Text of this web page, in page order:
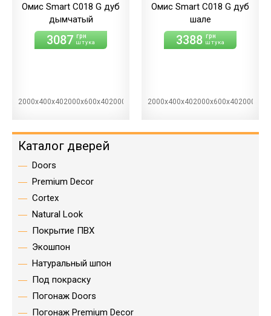
Омис Smart С018 G дуб
дымчатый
3087 грн
штука
2000х400х402000х600х402000х700х402000х800х402000х900х40
Омис Smart С018 G дуб
шале
3388 грн
штука
Каталог дверей
Doors
Premium Decor
Cortex
Natural Look
Покрытие ПВХ
Экошпон
Натуральный шпон
Под покраску
Погонаж Doors
Погонаж Premium Decor